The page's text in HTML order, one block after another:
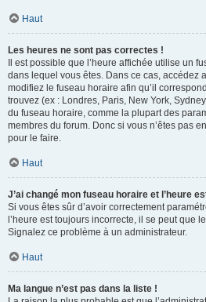
Haut
Les heures ne sont pas correctes !
Il est possible que l’heure affichée utilise un
dans lequel vous êtes. Dans ce cas, accédez
modifiez le fuseau horaire afin qu’il
trouvez (ex : Londres, Paris, New York,
du fuseau horaire, comme la plupart des
membres du forum. Donc si vous n’êtes pas
pour le faire.
Haut
J’ai changé mon fuseau horaire et l’heure
Si vous êtes sûr d’avoir correctement
l’heure est toujours incorrecte, il se peut que
Signalez ce problème à un administrateur.
Haut
Ma langue n’est pas dans la liste !